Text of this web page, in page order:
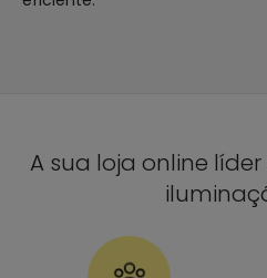
A sua loja online